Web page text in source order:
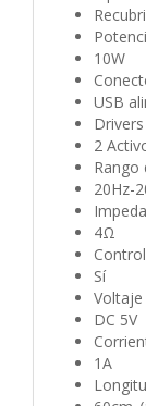
10W
USB
Drivers
2
Rango
20Hz-
4Ω
Sí
Voltaje
DC 5V
1A